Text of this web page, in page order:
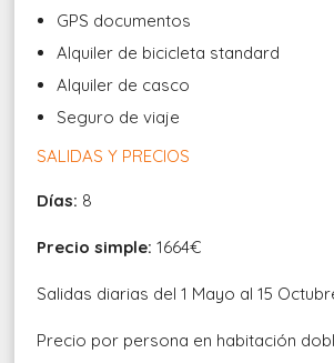
GPS documentos
Alquiler de bicicleta standard
Alquiler de casco
Seguro de viaje
SALIDAS Y PRECIOS
Días: 8
Precio simple: 1664€
Salidas diarias del 1 Mayo al 15
Precio por persona en habitación